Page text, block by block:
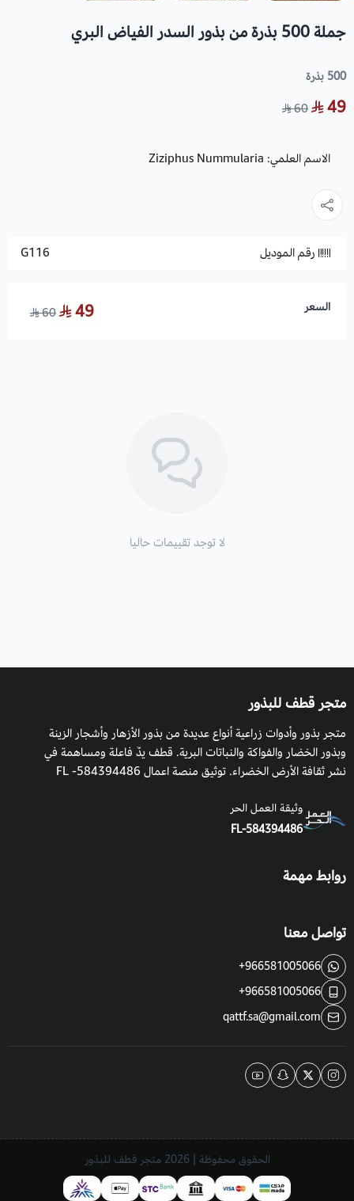
جملة 500 بذرة من بذور السدر الفياض البري
500 بذرة
49
60
الاسم العلمي: Ziziphus Nummularia
رقم الموديل G116
السعر 49
60
لا توجد تقييمات حاليا
متجر قطف للبذور
متجر بذور وأدوات زراعية أنواع عديدة من بذور الأزهار وأشجار الزينة
وبذور الخضار والفواكة والنباتات البرية. قطف يدٌ فاعلة ومساهمة في
نشر ثقافة الأرض الخضراء. توثيق منصة اعمال 584394486- FL
وثيقة العمل الحر
FL-584394486
روابط مهمة
تواصل معنا
+966581005066
+966581005066
qattf.sa@gmail.com
الحقوق محفوظة | 2026 متجر قطف للبذور